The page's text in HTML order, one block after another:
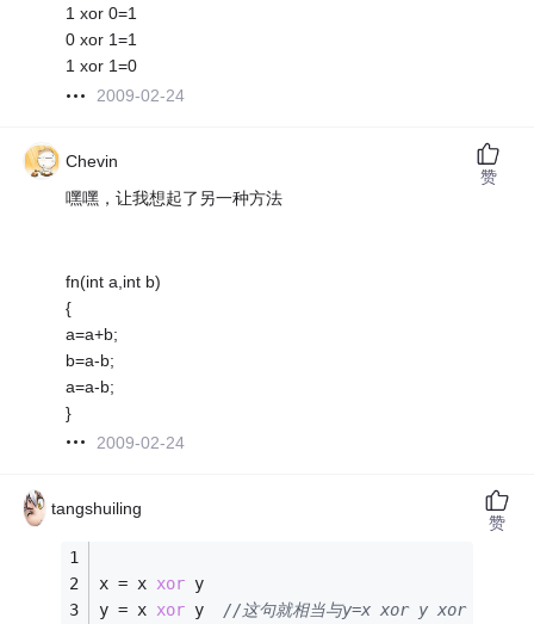
1 xor 0=1
0 xor 1=1
1 xor 1=0
2009-02-24
Chevin
嘿嘿，让我想起了另一种方法
fn(int a,int b)
{
a=a+b;
b=a-b;
a=a-b;
}
2009-02-24
赞
tangshuiling
x = x xor y
y = x xor y //这句就相当与y=x xor y xor y (
赞